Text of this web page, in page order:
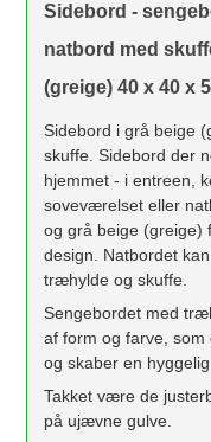
Sidebord -
natbord med
(greige) 40 x 40 x
Sidebord i grå beige
skuffe. Sidebord der
hjemmet - i entreen,
soveværelset eller
og grå beige (greige)
design. Natbordet
træhylde og skuffe.
Sengebordet med
af form og farve,
og skaber en
Takket være de
på ujævne gulve.